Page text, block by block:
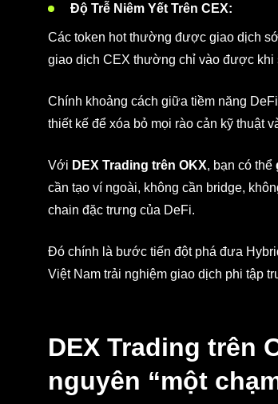
Độ Trễ Niêm Yết Trên CEX:
Các token hot thường được giao dịch
giao dịch CEX thường chỉ vào được khi
Chính khoảng cách giữa tiềm năng
thiết kế để xóa bỏ mọi rào cản kỹ thuật
Với DEX Trading trên OKX, bạn có thể
cần tạo ví ngoài, không cần bridge,
chain đặc trưng của DeFi.
Đó chính là bước tiến đột phá đưa
Việt Nam trải nghiệm giao dịch phi tập
DEX Trading trên
nguyên “một